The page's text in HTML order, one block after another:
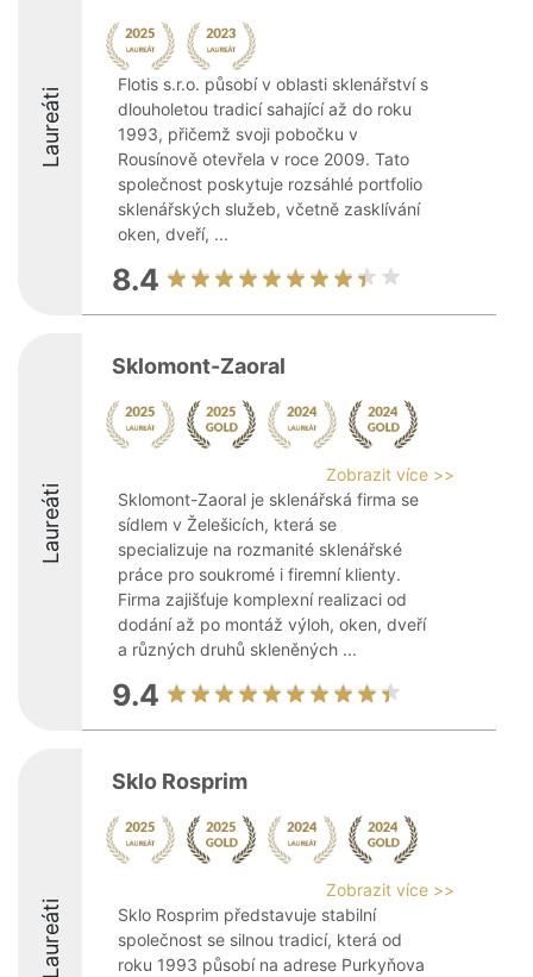
Laureáti
Flotis s.r.o. působí v oblasti sklenářství s
dlouholetou tradicí sahající až do roku
1993, přičemž svoji pobočku v
Rousínově otevřela v roce 2009. Tato
společnost poskytuje rozsáhlé portfolio
sklenářských služeb, včetně zasklívání
oken, dveří, ...
8.4
Laureáti
Sklomont-Zaoral
Zobrazit více >>
Sklomont-Zaoral je sklenářská firma se
sídlem v Želešicích, která se
specializuje na rozmanité sklenářské
práce pro soukromé i firemní klienty.
Firma zajišťuje komplexní realizaci od
dodání až po montáž výloh, oken, dveří
a různých druhů skleněných ...
9.4
Laureáti
Sklo Rosprim
Zobrazit více >>
Sklo Rosprim představuje stabilní
společnost se silnou tradicí, která od
roku 1993 působí na adrese Purkyňova